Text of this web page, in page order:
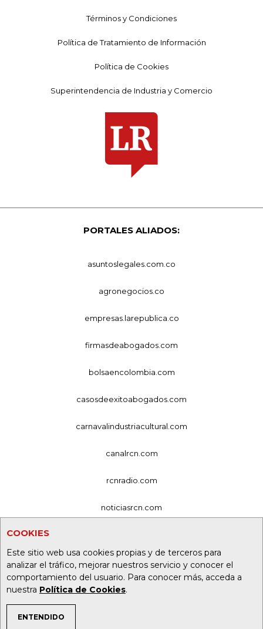
COOKIES
Este sitio web usa cookies propias y de terceros para
analizar el tráfico, mejorar nuestros servicio y conocer el
comportamiento del usuario. Para conocer más, acceda a
nuestra Política de Cookies.
ENTENDIDO
Términos y Condiciones
Política de Tratamiento de Información
Política de Cookies
Superintendencia de Industria y Comercio
PORTALES ALIADOS:
asuntoslegales.com.co
agronegocios.co
empresas.larepublica.co
firmasdeabogados.com
bolsaencolombia.com
casosdeexitoabogados.com
carnavalindustriacultural.com
canalrcn.com
rcnradio.com
noticiasrcn.com
alerta.com.co
deportesrcn.com
Organización Ardila Lülle - oal.com.co